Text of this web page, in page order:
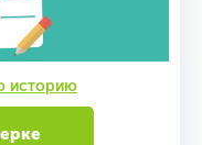
историю